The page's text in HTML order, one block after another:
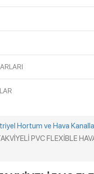
Hortum ve Hava
PVC FLEXİBLE